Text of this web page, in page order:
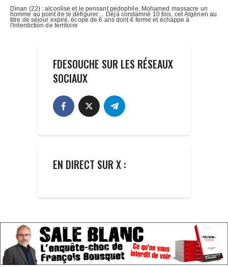
FDESOUCHE SUR LES RÉSEAUX
SOCIAUX
EN DIRECT SUR X :